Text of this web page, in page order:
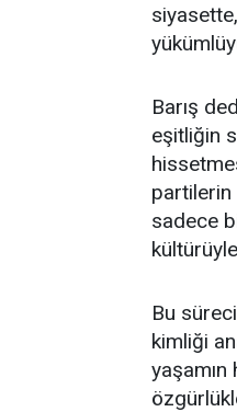
Barış
eşitliğin
partilerin
sadece
Bu
kimliği
yaşamın